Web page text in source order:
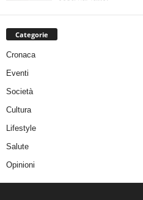
Categorie
Cronaca
Eventi
Società
Cultura
Lifestyle
Salute
Opinioni